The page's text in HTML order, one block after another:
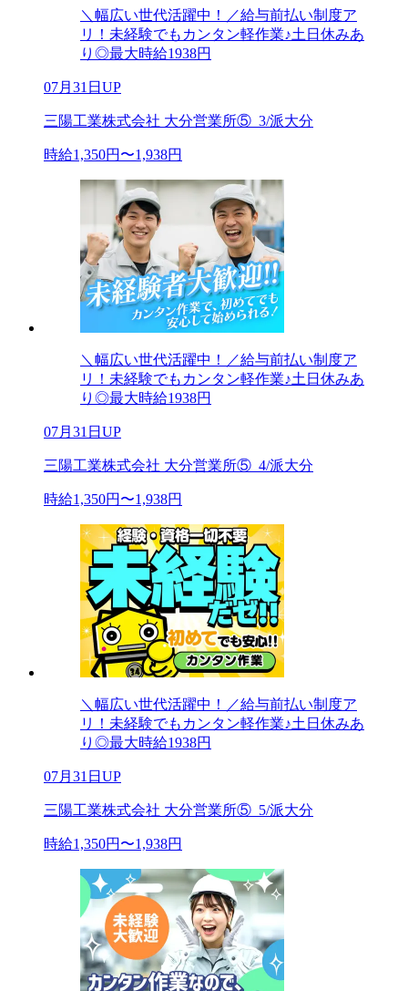
＼幅広い世代活躍中！／給与前払い制度ア
リ！未経験でもカンタン軽作業♪土日休みあ
り◎最大時給1938円
07月31日UP
三陽工業株式会社 大分営業所⑤_3/派大分
時給1,350円〜1,938円
＼幅広い世代活躍中！／給与前払い制度ア
リ！未経験でもカンタン軽作業♪土日休みあ
り◎最大時給1938円
07月31日UP
三陽工業株式会社 大分営業所⑤_4/派大分
時給1,350円〜1,938円
＼幅広い世代活躍中！／給与前払い制度ア
リ！未経験でもカンタン軽作業♪土日休みあ
り◎最大時給1938円
07月31日UP
三陽工業株式会社 大分営業所⑤_5/派大分
時給1,350円〜1,938円